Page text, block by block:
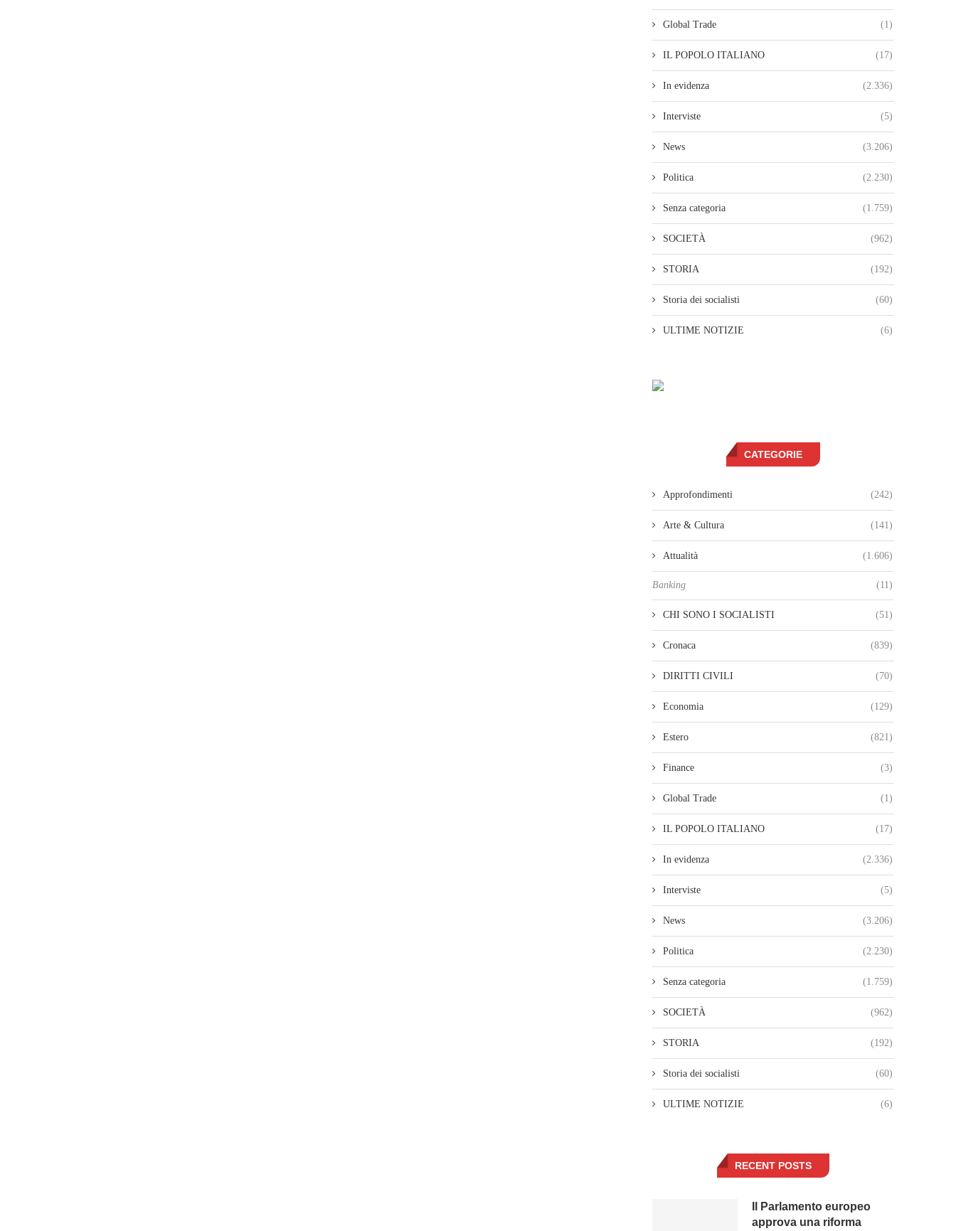
Global Trade (1)
IL POPOLO ITALIANO (17)
In evidenza (2.336)
Interviste (5)
News (3.206)
Politica (2.230)
Senza categoria (1.759)
SOCIETÀ (962)
STORIA (192)
Storia dei socialisti (60)
ULTIME NOTIZIE (6)
CATEGORIE
Approfondimenti (242)
Arte & Cultura (141)
Attualità (1.606)
Banking (11)
CHI SONO I SOCIALISTI (51)
Cronaca (839)
DIRITTI CIVILI (70)
Economia (129)
Estero (821)
Finance (3)
Global Trade (1)
IL POPOLO ITALIANO (17)
In evidenza (2.336)
Interviste (5)
News (3.206)
Politica (2.230)
Senza categoria (1.759)
SOCIETÀ (962)
STORIA (192)
Storia dei socialisti (60)
ULTIME NOTIZIE (6)
RECENT POSTS
Il Parlamento europeo
approva una riforma